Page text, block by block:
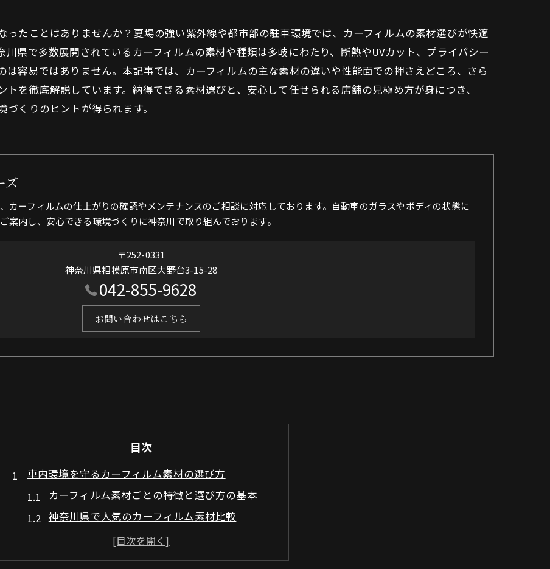
ったことはありませんか？夏場の強い紫外線や都市部の駐車環境では、カーフィルムの素材選びが快適
県で多数展開されているカーフィルムの素材や種類は多岐にわたり、断熱やUVカット、プライバシー
容易ではありません。本記事では、カーフィルムの主な素材の違いや性能面での押さえどころ、さら
を徹底解説しています。納得できる素材選びと、安心して任せられる店舗の見極め方が身につき、
くりのヒントが得られます。
ズ
カーフィルムの仕上がりの確認やメンテナンスのご相談に対応しております。自動車のガラスやボディの状態に
案内し、安心できる環境づくりに神奈川で取り組んでおります。
〒252-0331
神奈川県相模原市南区大野台3-15-28
042-855-9628
お問い合わせはこちら
目次
車内環境を守るカーフィルム素材の選び方
カーフィルム素材ごとの特徴と選び方の基本
神奈川県で人気のカーフィルム素材比較
断熱やUVカットに優れたカーフィルム素材とは
カーフィルム専門店で選ぶ素材のポイント